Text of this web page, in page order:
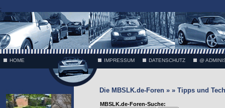
;
HOME IMPRESSUM DATENSCHUTZ @
Die MBSLK.de-Foren » » Tipps und
MBSLK.de-Foren-Suche: